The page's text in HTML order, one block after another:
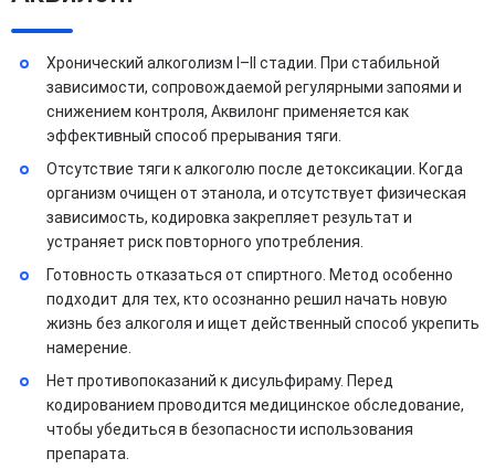
Хронический алкоголизм I–II стадии. При стабильной
зависимости, сопровождаемой регулярными запоями и
снижением контроля, Аквилонг применяется как
эффективный способ прерывания тяги.
Отсутствие тяги к алкоголю после детоксикации. Когда
организм очищен от этанола, и отсутствует физическая
зависимость, кодировка закрепляет результат и
устраняет риск повторного употребления.
Готовность отказаться от спиртного. Метод особенно
подходит для тех, кто осознанно решил начать новую
жизнь без алкоголя и ищет действенный способ укрепить
намерение.
Нет противопоказаний к дисульфираму. Перед
кодированием проводится медицинское обследование,
чтобы убедиться в безопасности использования
препарата.